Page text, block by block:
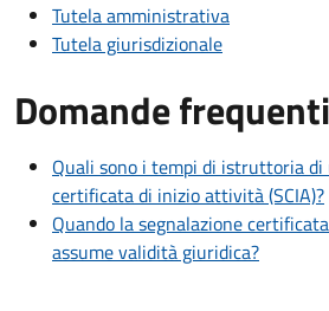
Tutela amministrativa
Tutela giurisdizionale
Domande frequenti
Quali sono i tempi di istruttoria di
certificata di inizio attività (SCIA)?
Quando la segnalazione
assume validità giuridica?